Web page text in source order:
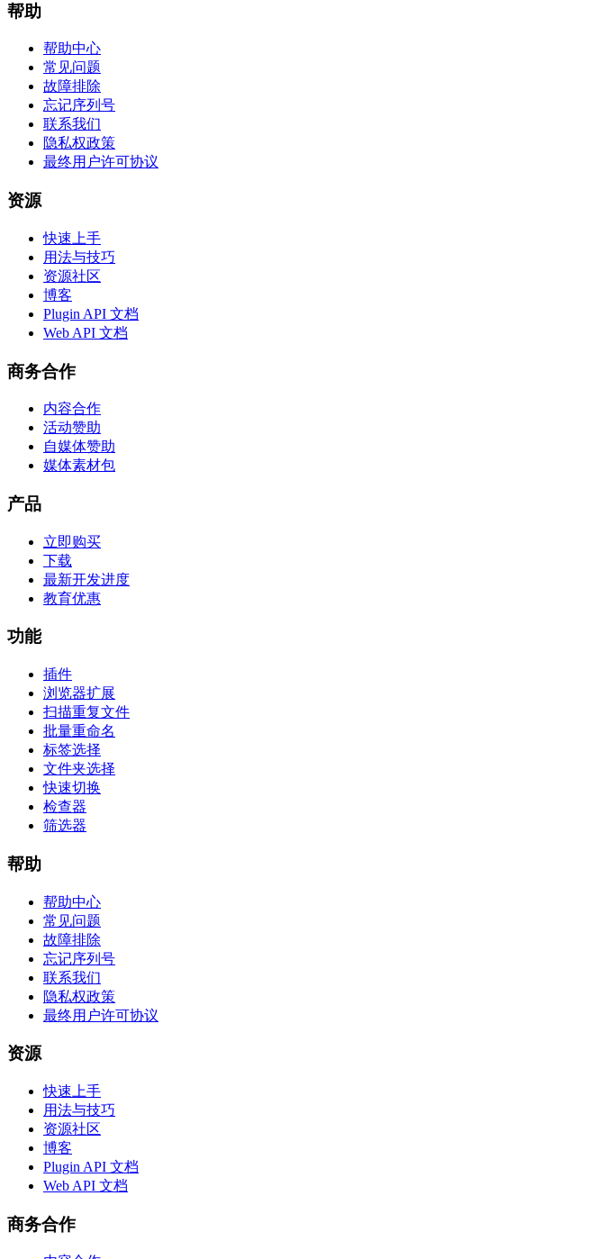
帮助
帮助中心
常见问题
故障排除
忘记序列号
联系我们
隐私权政策
最终用户许可协议
资源
快速上手
用法与技巧
资源社区
博客
Plugin API 文档
Web API 文档
商务合作
内容合作
活动赞助
自媒体赞助
媒体素材包
产品
立即购买
下载
最新开发进度
教育优惠
功能
插件
浏览器扩展
扫描重复文件
批量重命名
标签选择
文件夹选择
快速切换
检查器
筛选器
帮助
帮助中心
常见问题
故障排除
忘记序列号
联系我们
隐私权政策
最终用户许可协议
资源
快速上手
用法与技巧
资源社区
博客
Plugin API 文档
Web API 文档
商务合作